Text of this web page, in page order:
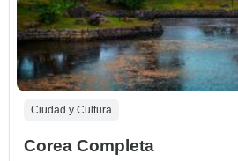
Ciudad y Cultura
Corea Completa